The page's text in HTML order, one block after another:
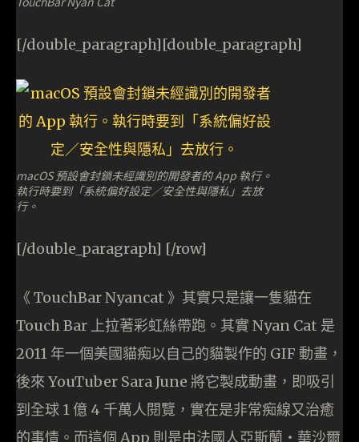
[/double_paragraph][double_paragraph]
macOS 預設會封鎖未經識別的開發者的 App 執行。
執行時要到「系統偏好設定／安全性與隱私」去放
行。
[/double_paragraph] [/row]
《 TouchBar Nyancat 》其實只是讓一隻貓在
Touch Bar 上拉著彩虹絲帶跑。其實 Nyan Cat 是
2011 年一個美國貓痴以自己的貓製作的 GIF 動畫，
後來 YouTuber Sara June 將它製成動畫，即吸引
到全球 1 億 4 千萬人閱覽，實在是非常痴線又治癒
的事情。而這個 App 則是由法國人亞斯蘭‧華沙爾